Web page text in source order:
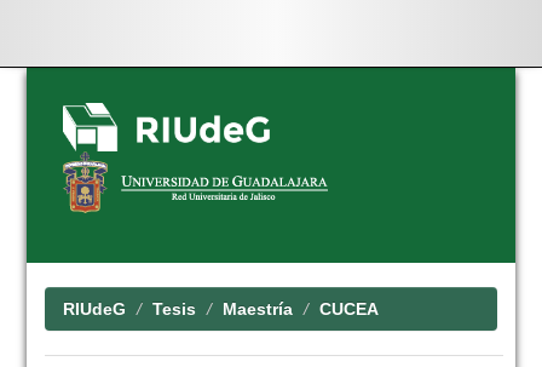
Skip
navigation
RIUdeG Tesis Maestría CUCEA